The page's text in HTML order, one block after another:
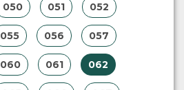
050 051 052
055 056 057
060 061 062